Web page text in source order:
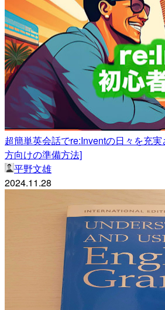
超簡単英会話でre:Inventの日々を充
方向けの準備方法]
平野文雄
2024.11.28